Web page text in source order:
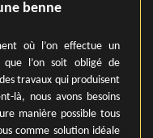
benne
où l’on effectue un
l’on soit obligé de
travaux qui produisent
là, nous avons besoins
manière possible tous
comme solution idéale